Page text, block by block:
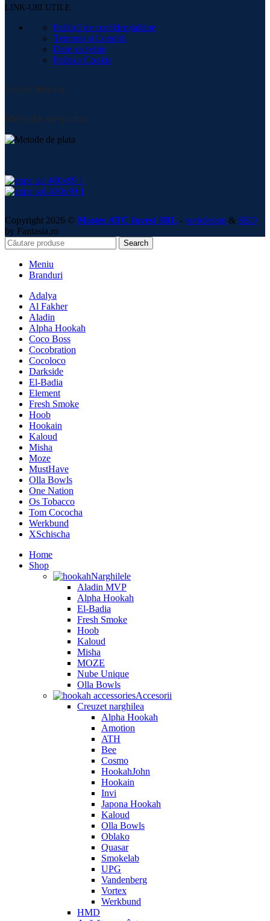
LINK-URI UTILE
Politică de confidențialitate
Termeni și Condiții
Date societate
Politica Cookie
Social Media:
Metode de plată:
Copyright 2026 © Master ATC Invest SRL - webdesign & SEO
by Fantasia.ro
Search
Meniu
Branduri
Adalya
Al Fakher
Aladin
Alpha Hookah
Coco Boss
Cocobration
Cocoloco
Darkside
El-Badia
Element
Fresh Smoke
Hoob
Hookain
Kaloud
Misha
Moze
MustHave
Olla Bowls
One Nation
Os Tobacco
Tom Cococha
Werkbund
XSchischa
Home
Shop
Narghilele
Aladin MVP
Alpha Hookah
El-Badia
Fresh Smoke
Hoob
Kaloud
Misha
MOZE
Nube Unique
Olla Bowls
Accesorii
Creuzet narghilea
Alpha Hookah
Amotion
ATH
Bee
Cosmo
HookahJohn
Hookain
Invi
Japona Hookah
Kaloud
Olla Bowls
Oblako
Quasar
Smokelab
UPG
Vandenberg
Vortex
Werkbund
HMD